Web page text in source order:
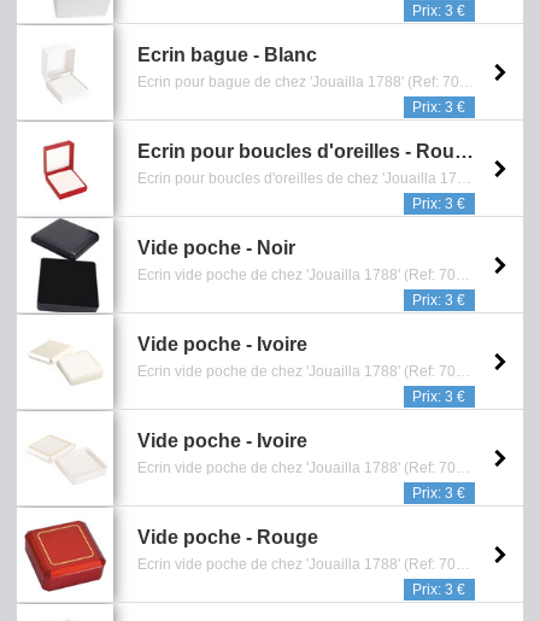
Prix: 3 €
Ecrin bague - Blanc
Ecrin pour bague de chez 'Jouailla 1788' (Ref: 700 805) en plastique blanc grainé et liseré doré - Dimensions: 4.5 x 4 x 3 cm - intérieur mousse blanche - Reference: 0901.326.1112
Prix: 3 €
Ecrin pour boucles d'oreilles - Rouge
Ecrin pour boucles d'oreilles de chez 'Jouailla 1788' (Ref: 701 231) en plastique rouge irisé,grainé,liseré doré - Dimensions: 4.5 x 4 x 2 cm - intérieur mousse blanche - Reference: 0901.331.1112
Prix: 3 €
Vide poche - Noir
Ecrin vide poche de chez 'Jouailla 1788' (Ref: 701 902) en plastique grainé noir opaque - Dimensions: 6 x 6 x 2.1 cm - intérieur mousse noire - Reference: 0901.350.1112
Prix: 3 €
Vide poche - Ivoire
Ecrin vide poche de chez 'Jouailla 1788' (Ref: 701 189) en plastique ivoire métallisé - Dimensions: 6 x 6 x 2.2 cm - intérieur coton - Reference: 0901.359.1112
Prix: 3 €
Vide poche - Ivoire
Ecrin vide poche de chez 'Jouailla 1788' (Ref: 701 198) en plastique ivoire métallisé liseré doré - Dimensions: 6 x 6 x 2.2 cm - intérieur thermoformé blanc - Reference: 0901.364.1112
Prix: 3 €
Vide poche - Rouge
Ecrin vide poche de chez 'Jouailla 1788' (Ref: 702 292) en plastique rouge métallisé liseré doré - Dimensions: 4 x 4 x 1.8 cm - intérieur mousse blanche - Reference: 0901.381.1112
Prix: 3 €